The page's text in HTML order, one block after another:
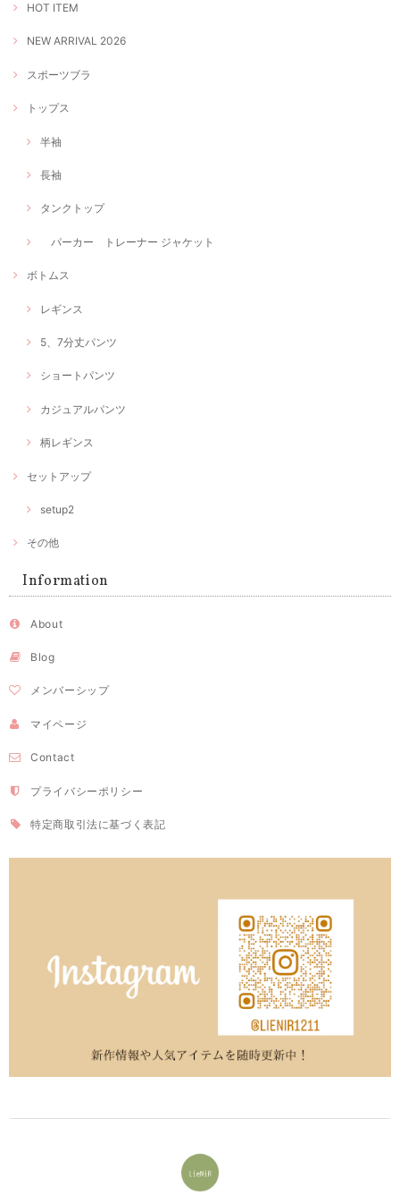
HOT ITEM
NEW ARRIVAL 2026
スポーツブラ
トップス
半袖
長袖
タンクトップ
パーカー トレーナー ジャケット
ボトムス
レギンス
5、7分丈パンツ
ショートパンツ
カジュアルパンツ
柄レギンス
セットアップ
setup2
その他
Information
About
Blog
メンバーシップ
マイページ
Contact
プライバシーポリシー
特定商取引法に基づく表記